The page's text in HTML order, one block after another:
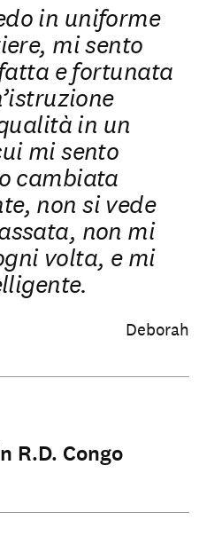
in uniforme
mi sento
e fortunata
in un
mi sento
cambiata
non si vede
non mi
volta, e mi
Deborah
R.D. Congo